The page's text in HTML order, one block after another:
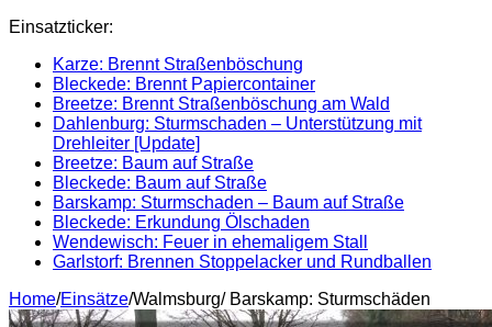
Einsatzticker:
Karze: Brennt Straßenböschung
Bleckede: Brennt Papiercontainer
Breetze: Brennt Straßenböschung am Wald
Dahlenburg: Sturmschaden – Unterstützung mit
Drehleiter [Update]
Breetze: Baum auf Straße
Bleckede: Baum auf Straße
Barskamp: Sturmschaden – Baum auf Straße
Bleckede: Erkundung Ölschaden
Wendewisch: Feuer in ehemaligem Stall
Garlstorf: Brennen Stoppelacker und Rundballen
Home/Einsätze/Walmsburg/ Barskamp: Sturmschäden